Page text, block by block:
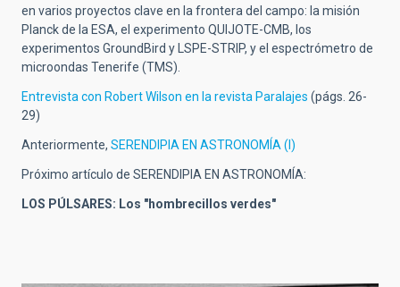
en varios proyectos clave en la frontera del campo: la misión
Planck de la ESA, el experimento QUIJOTE-CMB, los
experimentos GroundBird y LSPE-STRIP, y el espectrómetro de
microondas Tenerife (TMS).
Entrevista con Robert Wilson en la revista Paralajes (págs. 26-
29)
Anteriormente, SERENDIPIA EN ASTRONOMÍA (I)
Próximo artículo de SERENDIPIA EN ASTRONOMÍA:
LOS PÚLSARES: Los "hombrecillos verdes"